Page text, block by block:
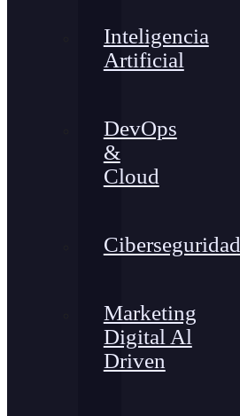
Inteligencia
Artificial
DevOps
&
Cloud
Ciberseguridad
Marketing
Digital Al
Driven